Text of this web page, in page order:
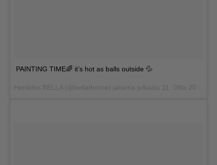
PAINTING TIME🌈 it’s hot as balls outside 💦
Henkilön BELLA (@bellathorne) jakama julkaisu 11. 08ta 2017 klo 13.56 PDT